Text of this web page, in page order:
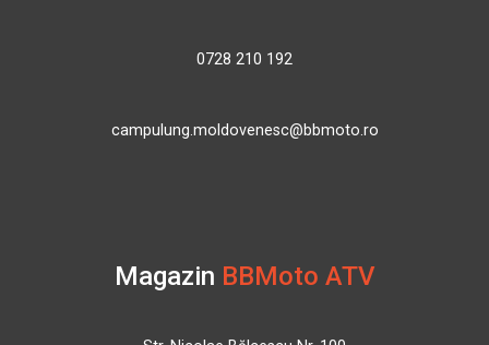
0728 210 192
campulung.moldovenesc@bbmoto.ro
Magazin BBMoto ATV